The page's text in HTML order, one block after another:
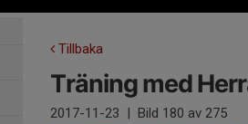
Tillbaka
Träning med
2017-11-23 | Bild 180 av 275